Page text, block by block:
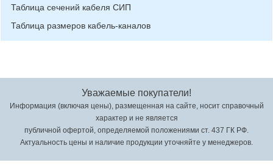
Таблица сечений кабеля СИП
Таблица размеров кабель-каналов
Уважаемые покупатели!
Информация (включая цены), размещенная на сайте, носит справочный
характер и не является
публичной офертой, определяемой положениями ст. 437 ГК РФ.
Актуальность цены и наличие продукции уточняйте у менеджеров.